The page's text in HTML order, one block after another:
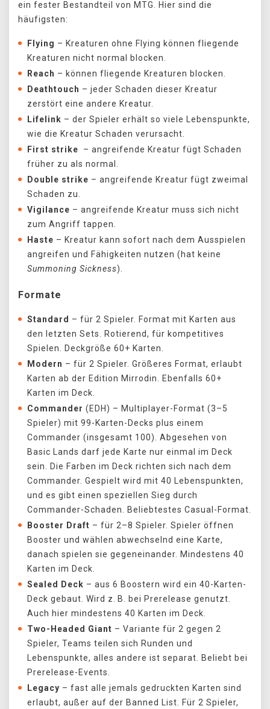
ein fester Bestandteil von MTG. Hier sind die
häufigsten:
Flying – Kreaturen ohne Flying können fliegende
Kreaturen nicht normal blocken.
Reach – können fliegende Kreaturen blocken.
Deathtouch – jeder Schaden dieser Kreatur
zerstört eine andere Kreatur.
Lifelink – der Spieler erhält so viele Lebenspunkte,
wie die Kreatur Schaden verursacht.
First strike – angreifende Kreatur fügt Schaden
früher zu als normal.
Double strike – angreifende Kreatur fügt zweimal
Schaden zu.
Vigilance – angreifende Kreatur muss sich nicht
zum Angriff tappen.
Haste – Kreatur kann sofort nach dem Ausspielen
angreifen und Fähigkeiten nutzen (hat keine
Summoning Sickness).
Formate
Standard – für 2 Spieler. Format mit Karten aus
den letzten Sets. Rotierend, für kompetitives
Spielen. Deckgröße 60+ Karten.
Modern – für 2 Spieler. Größeres Format, erlaubt
Karten ab der Edition Mirrodin. Ebenfalls 60+
Karten im Deck.
Commander (EDH) – Multiplayer-Format (3–5
Spieler) mit 99-Karten-Decks plus einem
Commander (insgesamt 100). Abgesehen von
Basic Lands darf jede Karte nur einmal im Deck
sein. Die Farben im Deck richten sich nach dem
Commander. Gespielt wird mit 40 Lebenspunkten,
und es gibt einen speziellen Sieg durch
Commander-Schaden. Beliebtestes Casual-Format.
Booster Draft – für 2–8 Spieler. Spieler öffnen
Booster und wählen abwechselnd eine Karte,
danach spielen sie gegeneinander. Mindestens 40
Karten im Deck.
Sealed Deck – aus 6 Boostern wird ein 40-Karten-
Deck gebaut. Wird z. B. bei Prerelease genutzt.
Auch hier mindestens 40 Karten im Deck.
Two-Headed Giant – Variante für 2 gegen 2
Spieler, Teams teilen sich Runden und
Lebenspunkte, alles andere ist separat. Beliebt bei
Prerelease-Events.
Legacy – fast alle jemals gedruckten Karten sind
erlaubt, außer auf der Banned List. Für 2 Spieler,